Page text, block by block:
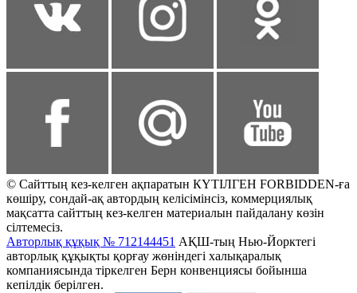
© Сайттың кез-келген ақпаратын КҮТІЛГЕН FORBIDDEN-ға
көшіру, сондай-ақ автордың келісімінсіз, коммерциялық
мақсатта сайттың кез-келген материалын пайдалану көзін
сілтемесіз.
Авторлық құқық № 712144451 АҚШ-тың Нью-Йорктегі
авторлық құқықты қорғау жөніндегі халықаралық
компаниясында тіркелген Берн конвенциясы бойынша
кепілдік берілген.